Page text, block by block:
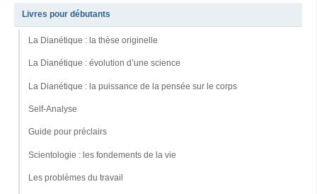
Livres pour débutants
La Dianétique : la thèse originelle
La Dianétique : évolution d’une science
La Dianétique : la puissance de la pensée sur le corps
Self-Analyse
Guide pour préclairs
Scientologie : les fondements de la vie
Les problèmes du travail